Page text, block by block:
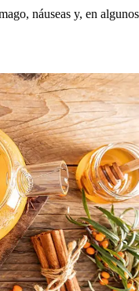
náuseas y, en algunos